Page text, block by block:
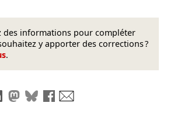
des informations pour compléter
y apporter des corrections ?
.
le lien
Partager sur LinkedIn
Partager sur Mastodon
Partager sur Bluesky
Partager sur Facebook